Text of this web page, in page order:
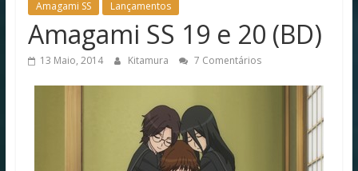
Subs
fansub
diferente
Amagami SS Lançamentos
Amagami SS 19 e 20 (BD)
13 Maio, 2014 Kitamura 7 Comentários